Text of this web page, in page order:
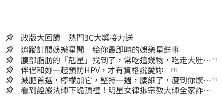
改版大回饋 熱門3C大獎接力送
追蹤訂閱娛樂星聞 給你最即時的娛樂星鮮事
腹部脂肪的「剋星」找到了，常吃這幾物，吃走大肚
囊，瘦出小蠻腰
PR
伴侶和妳一起預防HPV，才有資格說愛妳！ PR
減肥首選，檸檬加它，堅持一週，腰細了，瘦到你懷疑
人生
PR
看到證嚴法師下跪頂禮！明星女律揪宗教大師全家詐慈